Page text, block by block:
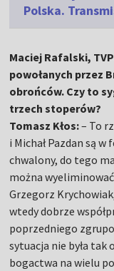
Polska.
Maciej Rafalski,
powołanych przez
obrońców. Czy to
trzech stoperów?
Tomasz Kłos:– To
i Michał Pazdan są
chwalony, do tego
można
Grzegorz
wtedy dobrze
poprzedniego
sytuacja nie była
bogactwa na wielu